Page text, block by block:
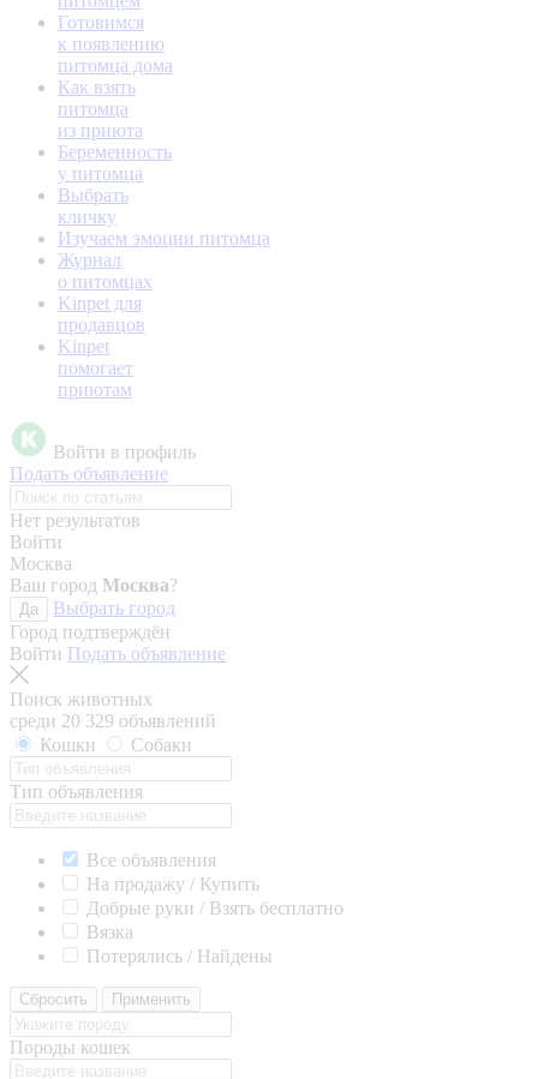
Готовимся
к появлению
питомца дома
Как взять
питомца
из приюта
Беременность
у питомца
Выбрать
кличку
Изучаем эмоции питомца
Журнал
о питомцах
Kinpet для
продавцов
Kinpet
помогает
приютам
Войти в профиль
Подать объявление
Нет результатов
Войти
Москва
Ваш город Москва?
Да
Выбрать город
Город подтверждён
Войти Подать объявление
Поиск животных
среди 20 329 объявлений
Кошки
Собаки
Тип объявления
Все объявления
На продажу / Купить
Добрые руки / Взять бесплатно
Вязка
Потерялись / Найдены
Сбросить Применить
Породы кошек